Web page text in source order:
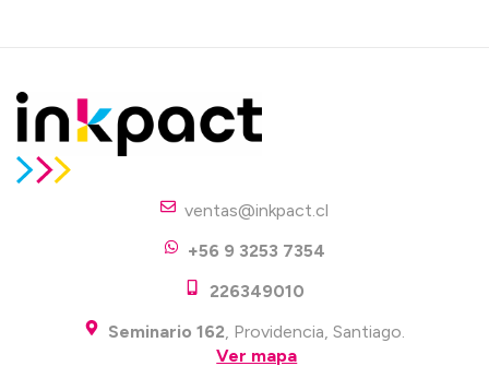
ventas@inkpact.cl
+56 9 3253 7354
226349010
Seminario 162, Providencia, Santiago.
Ver mapa